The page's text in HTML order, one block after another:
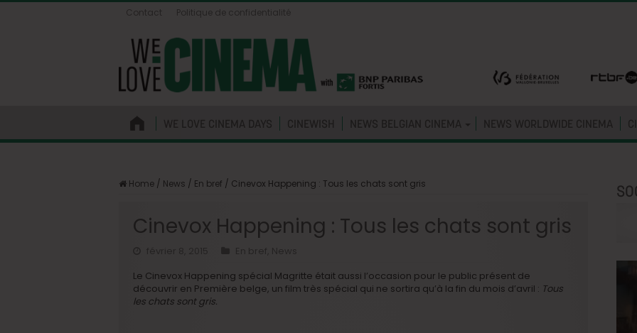
Contact Politique de confidentialité
WE LOVE CINEMA DAYS CINEWISH NEWS BELGIAN CINEMA NEWS WORLDWIDE CINEMA
Home / News / En bref / Cinevox Happening : Tous les chats sont gris
Cinevox Happening : Tous les chats sont gris
Le Cinevox Happening spécial Magritte était aussi l’occasion pour le public présent de
découvrir en Première belge, un film très spécial qui ne sortira qu’à la fin du mois d’avril : Tous
les chats sont gris.